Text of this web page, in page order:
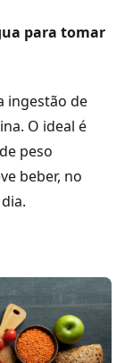
para tomar
ingestão de
O ideal é
peso
beber, no